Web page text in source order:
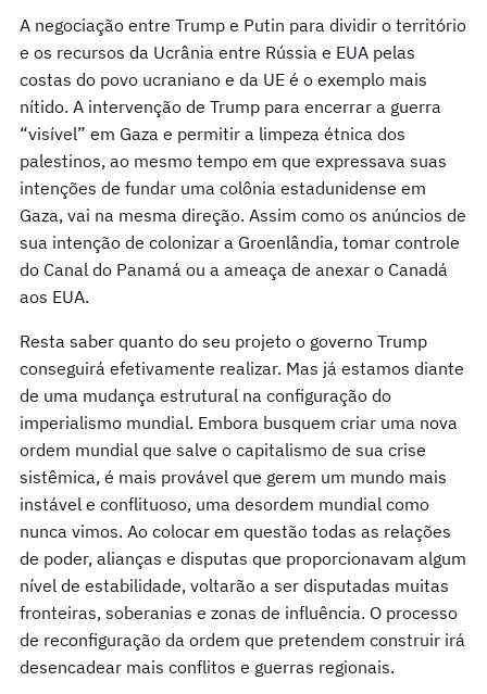
A negociação entre Trump e Putin para dividir o território
e os recursos da Ucrânia entre Rússia e EUA pelas
costas do povo ucraniano e da UE é o exemplo mais
nítido. A intervenção de Trump para encerrar a guerra
“visível” em Gaza e permitir a limpeza étnica dos
palestinos, ao mesmo tempo em que expressava suas
intenções de fundar uma colônia estadunidense em
Gaza, vai na mesma direção. Assim como os anúncios de
sua intenção de colonizar a Groenlândia, tomar controle
do Canal do Panamá ou a ameaça de anexar o Canadá
aos EUA.
Resta saber quanto do seu projeto o governo Trump
conseguirá efetivamente realizar. Mas já estamos diante
de uma mudança estrutural na configuração do
imperialismo mundial. Embora busquem criar uma nova
ordem mundial que salve o capitalismo de sua crise
sistêmica, é mais provável que gerem um mundo mais
instável e conflituoso, uma desordem mundial como
nunca vimos. Ao colocar em questão todas as relações
de poder, alianças e disputas que proporcionavam algum
nível de estabilidade, voltarão a ser disputadas muitas
fronteiras, soberanias e zonas de influência. O processo
de reconfiguração da ordem que pretendem construir irá
desencadear mais conflitos e guerras regionais.